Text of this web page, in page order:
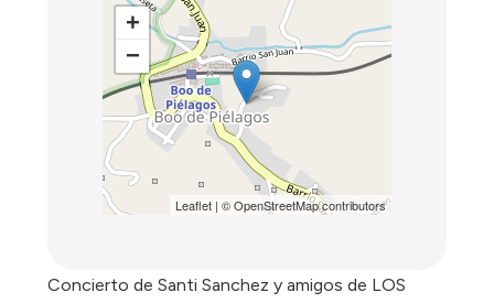
+
−
Leaflet| ©OpenStreetMapcontributors
Concierto de Santi Sanchez y amigos de LOS